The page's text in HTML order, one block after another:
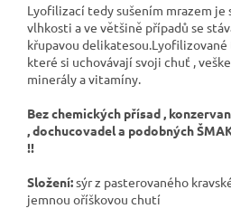
Lyofilizací tedy sušením mrazem je
vlhkosti a ve většině případů se
křupavou delikatesou.Lyofilizované
které si uchovávají svoji chuť ,
minerály a vitamíny.
Bezchemických přísad ,
, dochucovadel a podobných
!!
Složení:sýr z pasterovaného
jemnou oříškovou chutí